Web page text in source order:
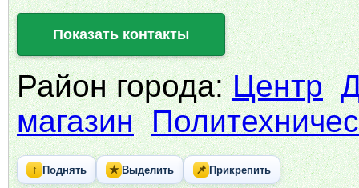
Показать контакты
Район города:Центр
магазин
↑ Поднять ★ Выделить 📌 Прикрепить